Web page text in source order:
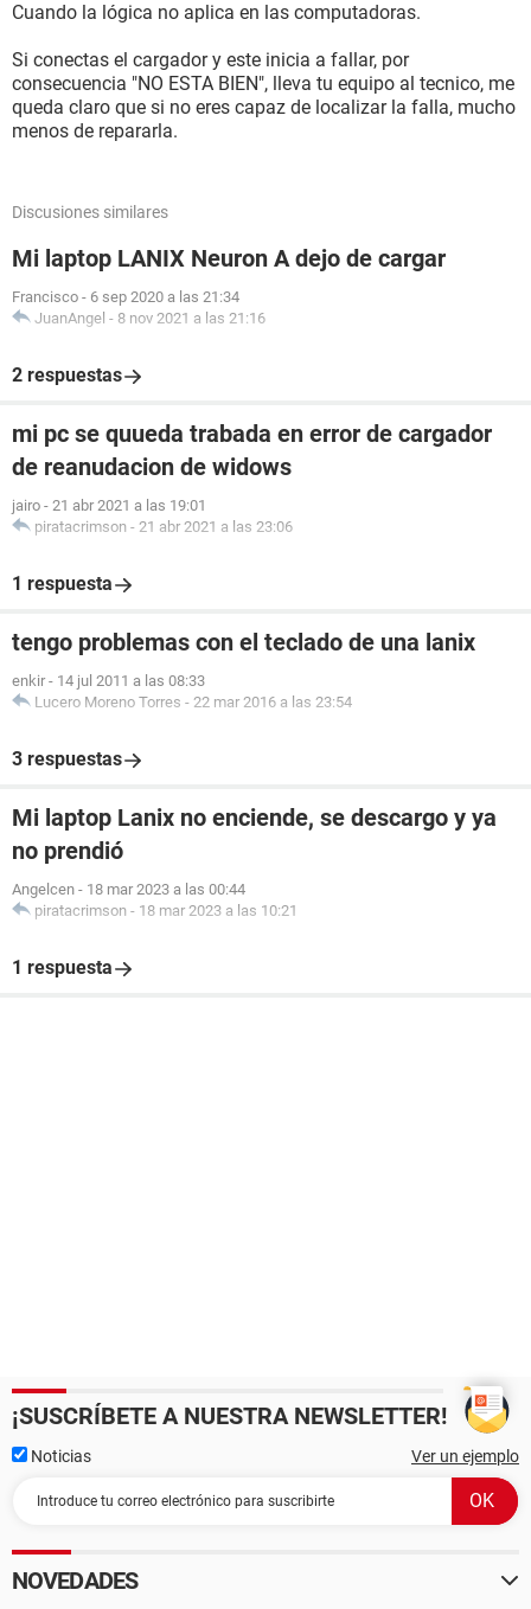
Cuando la lógica no aplica en las computadoras.
Si conectas el cargador y este inicia a fallar, por
consecuencia "NO ESTA BIEN", lleva tu equipo al tecnico, me
queda claro que si no eres capaz de localizar la falla, mucho
menos de repararla.
Discusiones similares
Mi laptop LANIX Neuron A dejo de cargar
Francisco - 6 sep 2020 a las 21:34
JuanAngel - 8 nov 2021 a las 21:16
2 respuestas
mi pc se quueda trabada en error de cargador
de reanudacion de widows
jairo - 21 abr 2021 a las 19:01
piratacrimson - 21 abr 2021 a las 23:06
1 respuesta
tengo problemas con el teclado de una lanix
enkir - 14 jul 2011 a las 08:33
Lucero Moreno Torres - 22 mar 2016 a las 23:54
3 respuestas
Mi laptop Lanix no enciende, se descargo y ya
no prendió
Angelcen - 18 mar 2023 a las 00:44
piratacrimson - 18 mar 2023 a las 10:21
1 respuesta
¡SUSCRÍBETE A NUESTRA NEWSLETTER!
Noticias Ver un ejemplo
NOVEDADES